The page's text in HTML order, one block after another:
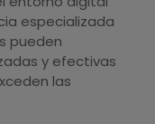
especializada
pueden
y efectivas
las